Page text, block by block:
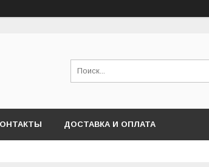
ДОСТАВКА И ОПЛАТА